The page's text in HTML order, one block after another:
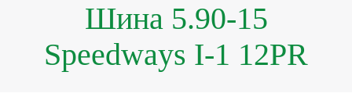
Шина 5.90-15
Speedways I-1 12PR